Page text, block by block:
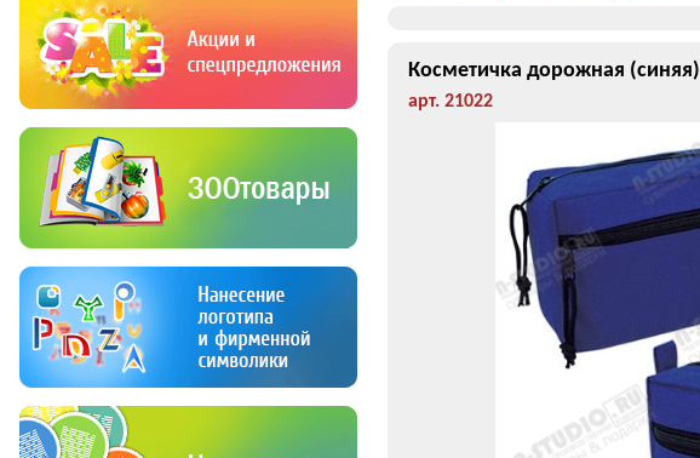
Косметичка дорожная (синяя)
арт. 21022